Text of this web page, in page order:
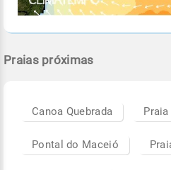
Praias próximas
Canoa Quebrada
Pontal do Maceió